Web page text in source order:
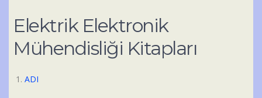
Elektrik Elektronik
Mühendisliği Kitapları
ADI